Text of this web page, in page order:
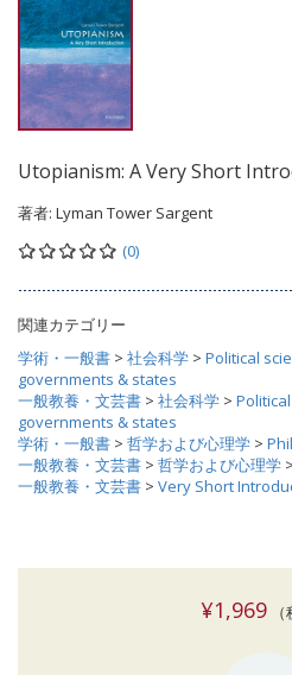
Utopianism: A Very Short
著者: Lyman Tower Sargent
(0)
関連カテゴリー
学術・一般書 > 社会科学 > Political
governments & states
一般教養・文芸書 > 社会科学 >
governments & states
学術・一般書 > 哲学および心理学 >
一般教養・文芸書 > 哲学および心理学 >
一般教養・文芸書 > Very Short
¥1,969（